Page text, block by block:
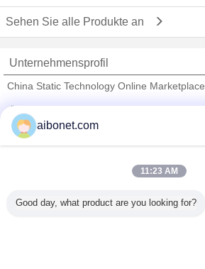
Sehen Sie alle Produkte an
Unternehmensprofil
China Static Technology Online Marketplace
Trust Seal
Alle Produkte
aibonet.com
11:23 AM
Good day, what product are you looking for?